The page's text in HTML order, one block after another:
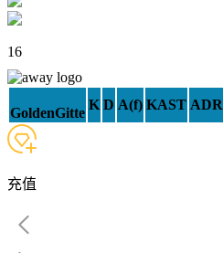
16
GoldenGitte
K D A(f) KAST ADR
充值